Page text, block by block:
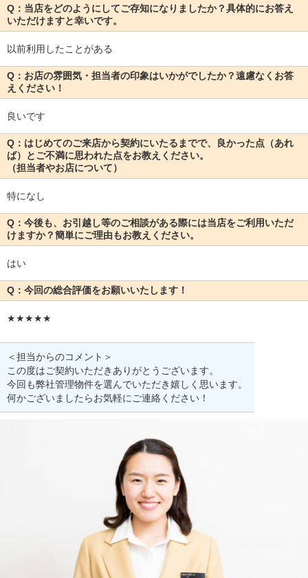
Q：当店をどのようにしてご存知になりましたか？具体的にお答え
いただけますと幸いです。
以前利用したことがある
Q：お店の雰囲気・担当者の印象はいかがでしたか？遠慮なくお答
えください！
良いです
Q：はじめてのご来店から契約にいたるまでで、良かった点（あれ
ば）とご不満に思われた点をお教えください。
（担当者やお店について）
特になし
Q：今後も、お引越し等のご相談がある際には当店をご利用いただ
けますか？簡単にご理由もお教えください。
はい
Q：今回の総合評価をお願いいたします！
★★★★★
＜担当からのコメント＞
この度はご契約いただきありがとうございます。
今回も弊社管理物件を選んでいただき嬉しく思います。
何かございましたらお気軽にご連絡ください！